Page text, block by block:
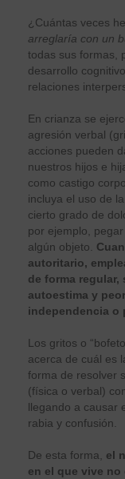
¿Cuántas veces
arreglaría con un
todas sus formas,
desarrollo
relaciones
En crianza se
agresión verbal
acciones pueden
nuestros hijos e
como castigo
incluya el uso de
cierto grado de
por ejemplo,
algún objeto.
autoritario,
de forma regular,
autoestima y
independencia o
Los gritos o
acerca de cuál es
forma de resolver
(física o verbal)
llegando a causar
rabia y confusión.
De esta forma, el
en el que vive no